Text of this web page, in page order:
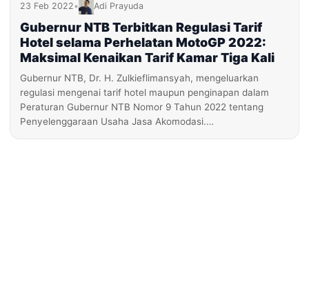
23 Feb 2022• Adi Prayuda
Gubernur NTB Terbitkan Regulasi Tarif
Hotel selama Perhelatan MotoGP 2022:
Maksimal Kenaikan Tarif Kamar Tiga Kali
Gubernur NTB, Dr. H. Zulkieflimansyah, mengeluarkan
regulasi mengenai tarif hotel maupun penginapan dalam
Peraturan Gubernur NTB Nomor 9 Tahun 2022 tentang
Penyelenggaraan Usaha Jasa Akomodasi.…